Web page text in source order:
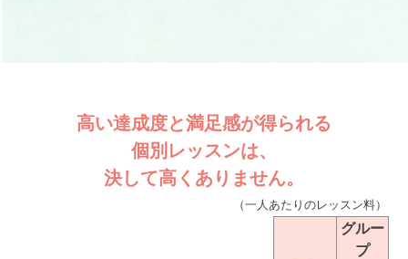
高い達成度と満足感が得られる
個別レッスンは、
決して高くありません。
（一人あたりのレッスン料）
グルー
プ